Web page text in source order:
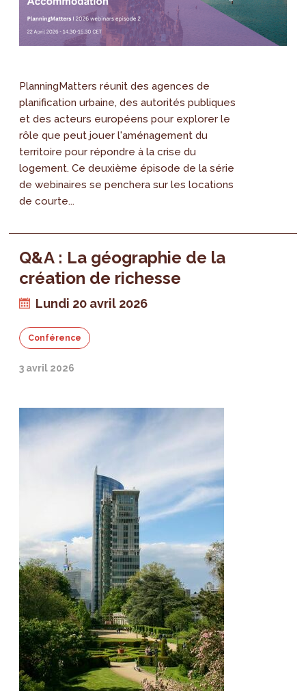
PlanningMatters réunit des agences de
planification urbaine, des autorités publiques
et des acteurs européens pour explorer le
rôle que peut jouer l'aménagement du
territoire pour répondre à la crise du
logement. Ce deuxième épisode de la série
de webinaires se penchera sur les locations
de courte...
Q&A : La géographie de la
création de richesse
Lundi 20 avril 2026
Conférence
3 avril 2026